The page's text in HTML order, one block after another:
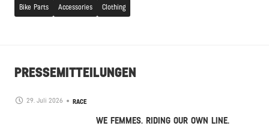
Bike Parts Accessories Clothing
PRESSEMITTEILUNGEN
29. Juli 2026 RACE
WE FEMMES. RIDING OUR OWN LINE.